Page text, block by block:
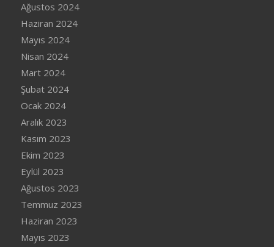
Ağustos 2024
Haziran 2024
Mayıs 2024
Nisan 2024
Mart 2024
Şubat 2024
Ocak 2024
Aralık 2023
Kasım 2023
Ekim 2023
Eylül 2023
Ağustos 2023
Temmuz 2023
Haziran 2023
Mayıs 2023